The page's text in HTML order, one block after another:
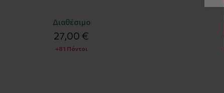
Διαθέσιμο
27,00 €
+81 Πόντοι